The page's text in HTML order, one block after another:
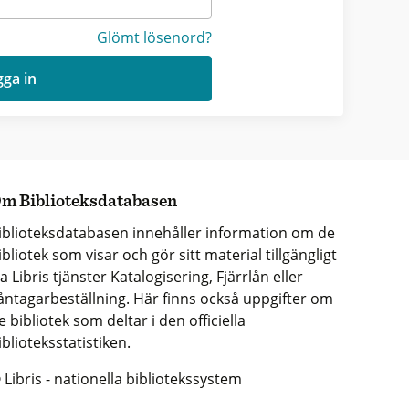
Glömt lösenord?
in
Biblioteksdatabasen
innehåller information om de
som visar och gör sitt material tillgängligt
Libris tjänster Katalogisering, Fjärrlån eller
Här finns också uppgifter om
bibliotek som deltar i den officiella
- nationella bibliotekssystem